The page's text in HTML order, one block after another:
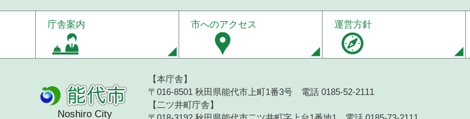
庁舎案内 市へのアクセス 運営方針
Noshiro City
【本庁舎】
〒016-8501 秋田県能代市上町1番3号 電話 0185-52-2111
【二ツ井町庁舎】